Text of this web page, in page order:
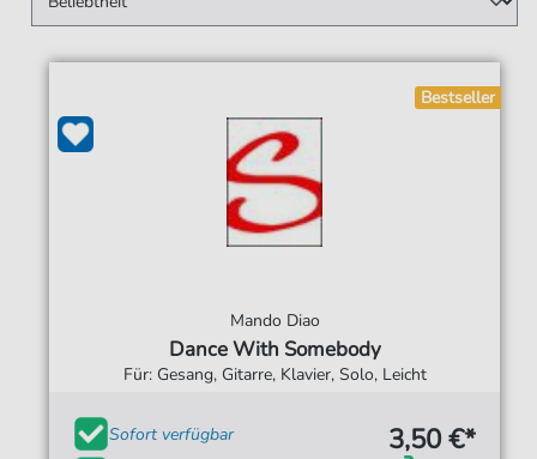
Bestseller
Mando Diao
Dance With Somebody
Für: Gesang, Gitarre, Klavier, Solo, Leicht
Sofort verfügbar
3,50 €*